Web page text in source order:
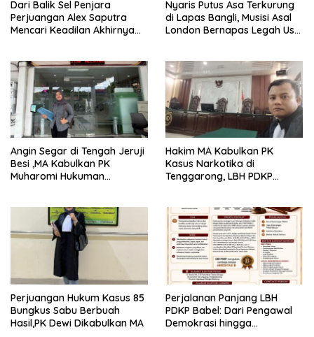
Dari Balik Sel Penjara
Perjuangan Alex Saputra
Mencari Keadilan Akhirnya
Nyaris Putus Asa Terkurung
di Lapas Bangli, Musisi Asal
London Bernapas Legah Usai
Angin Segar di Tengah Jeruji
Besi ,MA Kabulkan PK
Muharomi Hukuman
Hakim MA Kabulkan PK
Kasus Narkotika di
Tenggarong, LBH PDKP
Berkeadilan
Perjuangan Hukum Kasus 85
Bungkus Sabu Berbuah
Hasil,PK Dewi Dikabulkan MA
Perjalanan Panjang LBH
PDKP Babel: Dari Pengawal
Demokrasi hingga